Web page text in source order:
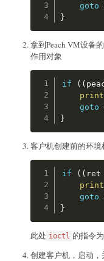
goto
}
拿到Peach VM设备
作用对象
if ( (
goto
}
客户机创建前的环境
if ( (
goto
}
此处 ioctl 的指令为
创建客户机，启动